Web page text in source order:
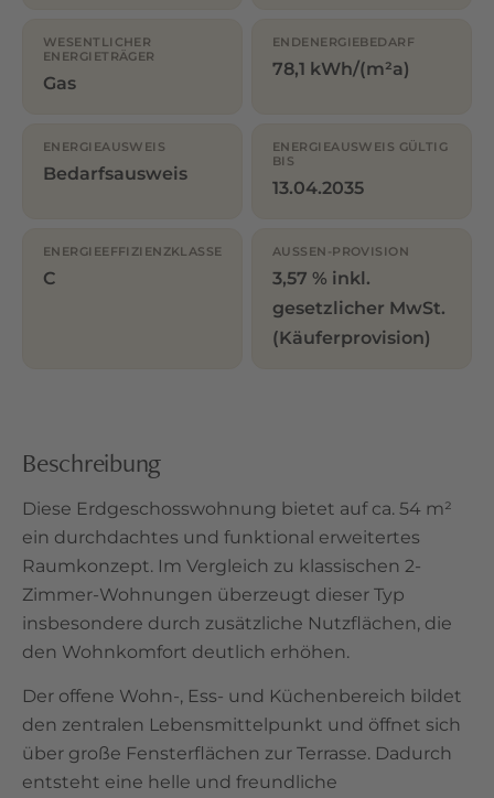
WESENTLICHER
ENERGIETRÄGER
Gas
ENDENERGIEBEDARF
78,1 kWh/(m²a)
ENERGIEAUSWEIS
Bedarfsausweis
ENERGIEAUSWEIS GÜLTIG
BIS
13.04.2035
ENERGIEEFFIZIENZKLASSE
C
AUSSEN-PROVISION
3,57 % inkl.
gesetzlicher MwSt.
(Käuferprovision)
Beschreibung
Diese Erdgeschosswohnung bietet auf ca. 54 m²
ein durchdachtes und funktional erweitertes
Raumkonzept. Im Vergleich zu klassischen 2-
Zimmer-Wohnungen überzeugt dieser Typ
insbesondere durch zusätzliche Nutzflächen, die
den Wohnkomfort deutlich erhöhen.
Der offene Wohn-, Ess- und Küchenbereich bildet
den zentralen Lebensmittelpunkt und öffnet sich
über große Fensterflächen zur Terrasse. Dadurch
entsteht eine helle und freundliche